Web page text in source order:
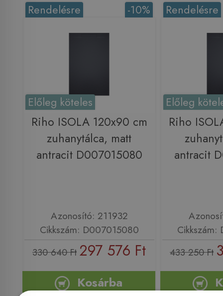
-10%
Rendelésre
Előleg köteles
Riho ISOLA 120x90 cm
zuhanytálca, matt
antracit D007015080
Azonosító: 211932
Cikkszám: D007015080
330 640 Ft 297 576 Ft
Kosárba
Rendelésre
Előleg
Riho
antracit
433 250 Ft